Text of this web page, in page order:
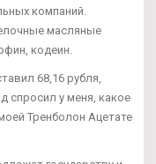
компаний.
масляные
кодеин.
68,16 рубля,
спросил у меня, какое
Тренболон Ацетате